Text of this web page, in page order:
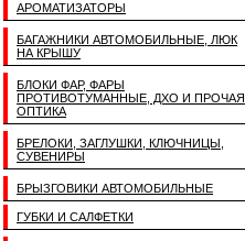
АРОМАТИЗАТОРЫ
БАГАЖНИКИ АВТОМОБИЛЬНЫЕ, ЛЮК
НА КРЫШУ
БЛОКИ ФАР, ФАРЫ
ПРОТИВОТУМАННЫЕ, ДХО И ПРОЧАЯ
ОПТИКА
БРЕЛОКИ, ЗАГЛУШКИ, КЛЮЧНИЦЫ,
СУВЕНИРЫ
БРЫЗГОВИКИ АВТОМОБИЛЬНЫЕ
ГУБКИ И САЛФЕТКИ